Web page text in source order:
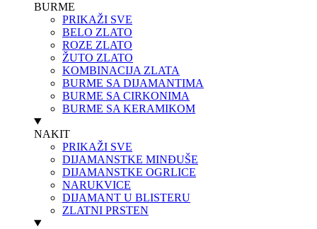
BURME
PRIKAŽI SVE
BELO ZLATO
ROZE ZLATO
ŽUTO ZLATO
KOMBINACIJA ZLATA
BURME SA DIJAMANTIMA
BURME SA CIRKONIMA
BURME SA KERAMIKOM
NAKIT
PRIKAŽI SVE
DIJAMANSTKE MINĐUŠE
DIJAMANSTKE OGRLICE
NARUKVICE
DIJAMANT U BLISTERU
ZLATNI PRSTEN